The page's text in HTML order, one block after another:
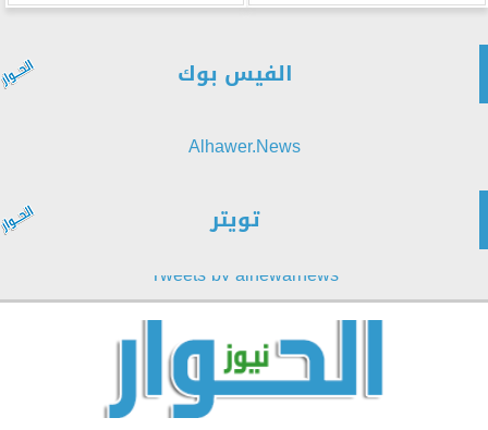
الفيس بوك
Alhawer.News
تويتر
Tweets by alhewarnews